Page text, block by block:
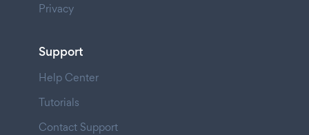
Privacy
Support
Help Center
Tutorials
Contact Support